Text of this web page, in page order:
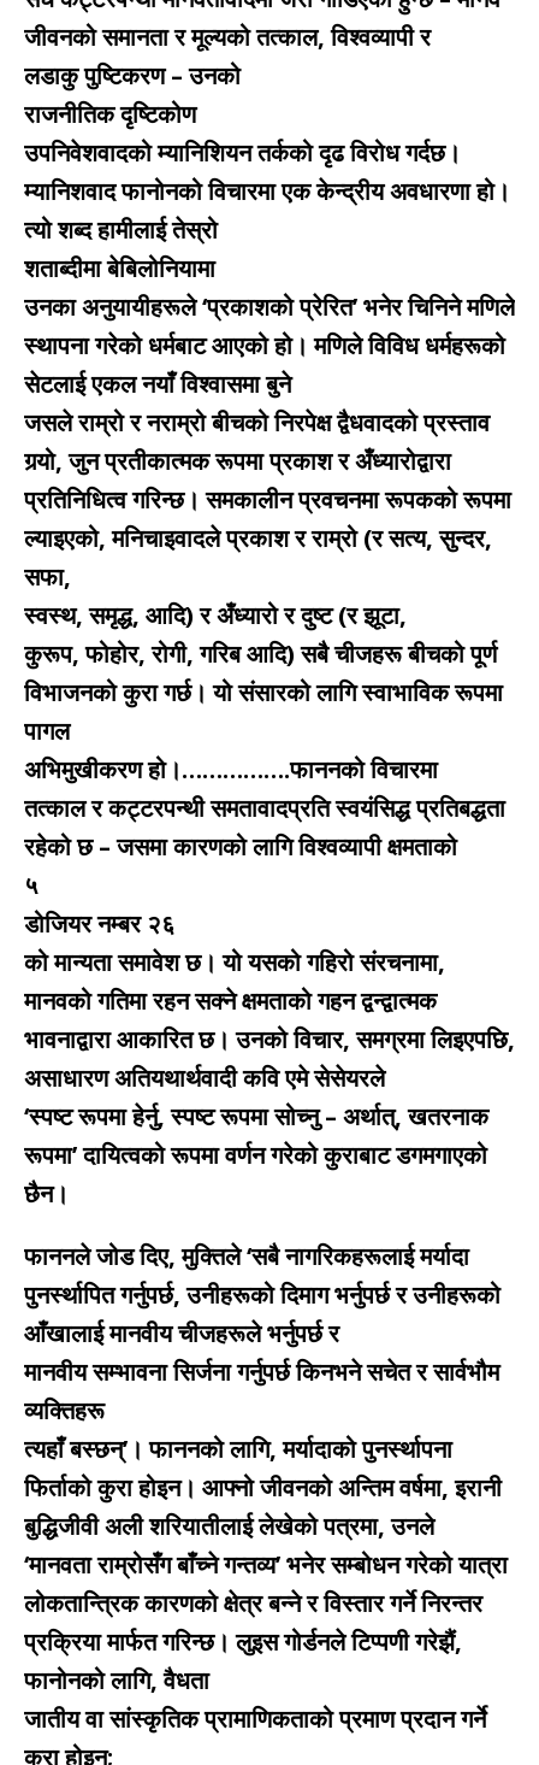
जीवनको समानता र मूल्यको तत्काल, विश्वव्यापी र
लडाकु पुष्टिकरण – उनको
राजनीतिक दृष्टिकोण
उपनिवेशवादको म्यानिशियन तर्कको दृढ विरोध गर्दछ।
म्यानिशवाद फानोनको विचारमा एक केन्द्रीय अवधारणा हो।
त्यो शब्द हामीलाई तेस्रो
शताब्दीमा बेबिलोनियामा
उनका अनुयायीहरूले ‘प्रकाशको प्रेरित’ भनेर चिनिने मणिले
स्थापना गरेको धर्मबाट आएको हो। मणिले विविध धर्महरूको
सेटलाई एकल नयाँ विश्वासमा बुने
जसले राम्रो र नराम्रो बीचको निरपेक्ष द्वैधवादको प्रस्ताव
गर्‍यो, जुन प्रतीकात्मक रूपमा प्रकाश र अँध्यारोद्वारा
प्रतिनिधित्व गरिन्छ। समकालीन प्रवचनमा रूपकको रूपमा
ल्याइएको, मनिचाइवादले प्रकाश र राम्रो (र सत्य, सुन्दर,
सफा,
स्वस्थ, समृद्ध, आदि) र अँध्यारो र दुष्ट (र झूटा,
कुरूप, फोहोर, रोगी, गरिब आदि) सबै चीजहरू बीचको पूर्ण
विभाजनको कुरा गर्छ। यो संसारको लागि स्वाभाविक रूपमा
पागल
अभिमुखीकरण हो।…………….फाननको विचारमा
तत्काल र कट्टरपन्थी समतावादप्रति स्वयंसिद्ध प्रतिबद्धता
रहेको छ – जसमा कारणको लागि विश्वव्यापी क्षमताको
५
डोजियर नम्बर २६
को मान्यता समावेश छ। यो यसको गहिरो संरचनामा,
मानवको गतिमा रहन सक्ने क्षमताको गहन द्वन्द्वात्मक
भावनाद्वारा आकारित छ। उनको विचार, समग्रमा लिइएपछि,
असाधारण अतियथार्थवादी कवि एमे सेसेयरले
‘स्पष्ट रूपमा हेर्नु, स्पष्ट रूपमा सोच्नु – अर्थात्, खतरनाक
रूपमा’ दायित्वको रूपमा वर्णन गरेको कुराबाट डगमगाएको
छैन।
फाननले जोड दिए, मुक्तिले ‘सबै नागरिकहरूलाई मर्यादा
पुनर्स्थापित गर्नुपर्छ, उनीहरूको दिमाग भर्नुपर्छ र उनीहरूको
आँखालाई मानवीय चीजहरूले भर्नुपर्छ र
मानवीय सम्भावना सिर्जना गर्नुपर्छ किनभने सचेत र सार्वभौम
व्यक्तिहरू
त्यहाँ बस्छन्’। फाननको लागि, मर्यादाको पुनर्स्थापना
फिर्ताको कुरा होइन। आफ्नो जीवनको अन्तिम वर्षमा, इरानी
बुद्धिजीवी अली शरियातीलाई लेखेको पत्रमा, उनले
‘मानवता राम्रोसँग बाँच्ने गन्तव्य’ भनेर सम्बोधन गरेको यात्रा
लोकतान्त्रिक कारणको क्षेत्र बन्ने र विस्तार गर्ने निरन्तर
प्रक्रिया मार्फत गरिन्छ। लुइस गोर्डनले टिप्पणी गरेझैं,
फानोनको लागि, वैधता
जातीय वा सांस्कृतिक प्रामाणिकताको प्रमाण प्रदान गर्ने
कुरा होइन;